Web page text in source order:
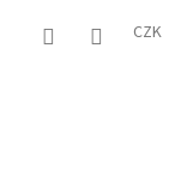
CZK